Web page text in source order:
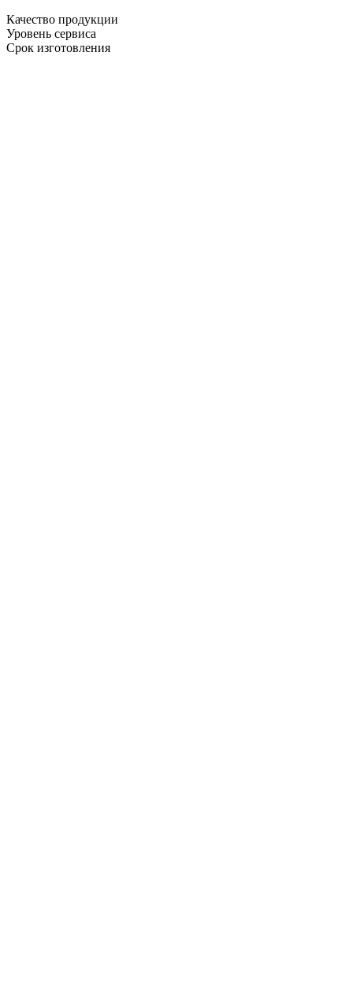
Качество продукции
Уровень сервиса
Срок изготовления